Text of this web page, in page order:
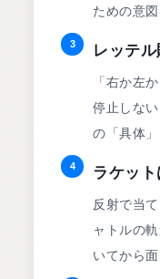
ための意
3 レッテ
「右か左
停止しな
の「具体」
4 ラケット
反射で当
ャトルの
いてから